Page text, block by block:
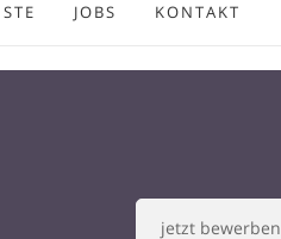
JOBS KONTAKT
jetzt bewerben